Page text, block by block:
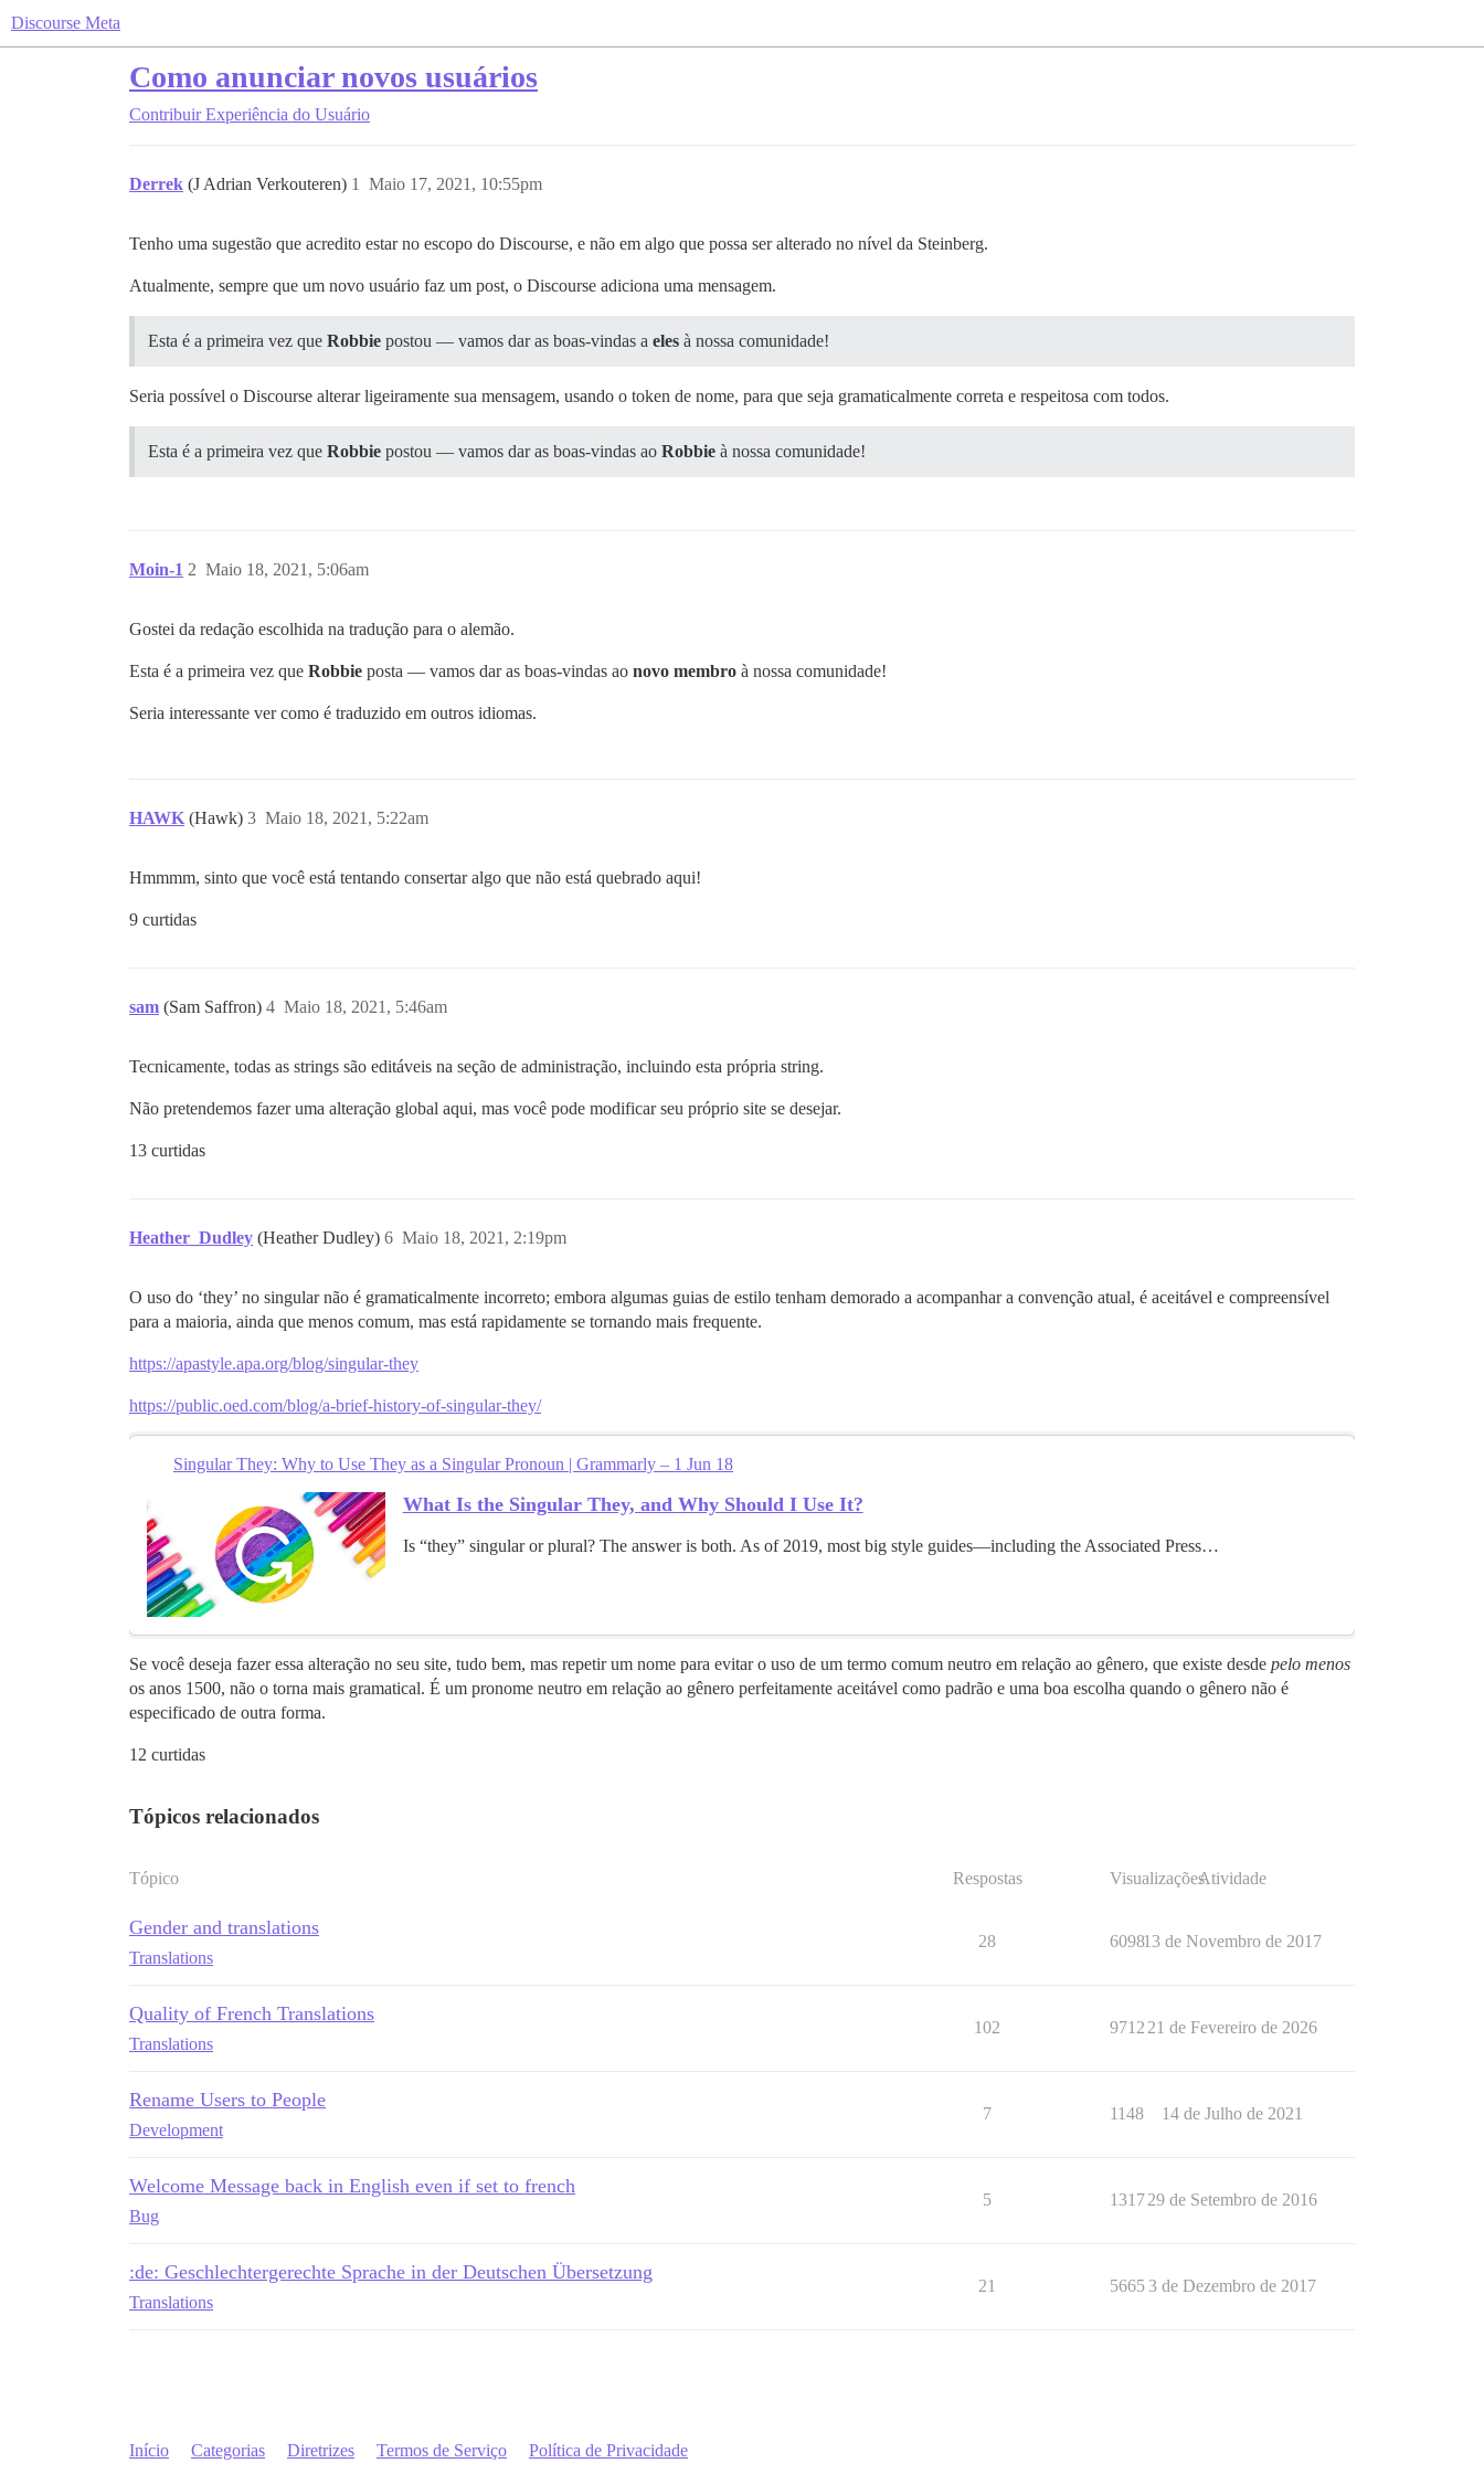
Discourse Meta
Como anunciar novos usuários
Contribuir Experiência do Usuário
Derrek (J Adrian Verkouteren) Maio 17, 2021, 10:55pm
1
Tenho uma sugestão que acredito estar no escopo do Discourse, e não em algo que possa ser alterado no nível da Steinberg.
Atualmente, sempre que um novo usuário faz um post, o Discourse adiciona uma mensagem.
Esta é a primeira vez que Robbie postou — vamos dar as boas-vindas a eles à nossa comunidade!
Seria possível o Discourse alterar ligeiramente sua mensagem, usando o token de nome, para que seja gramaticalmente correta e respeitosa com todos.
Esta é a primeira vez que Robbie postou — vamos dar as boas-vindas ao Robbie à nossa comunidade!
Moin-1 Maio 18, 2021, 5:06am
2
Gostei da redação escolhida na tradução para o alemão.
Esta é a primeira vez que Robbie posta — vamos dar as boas-vindas ao novo membro à nossa comunidade!
Seria interessante ver como é traduzido em outros idiomas.
HAWK (Hawk) Maio 18, 2021, 5:22am
3
Hmmmm, sinto que você está tentando consertar algo que não está quebrado aqui!
9 curtidas
sam (Sam Saffron) Maio 18, 2021, 5:46am
4
Tecnicamente, todas as strings são editáveis na seção de administração, incluindo esta própria string.
Não pretendemos fazer uma alteração global aqui, mas você pode modificar seu próprio site se desejar.
13 curtidas
Heather_Dudley (Heather Dudley) Maio 18, 2021, 2:19pm
6
O uso do ‘they’ no singular não é gramaticalmente incorreto; embora algumas guias de estilo tenham demorado a acompanhar a convenção atual, é aceitável e compreensível
para a maioria, ainda que menos comum, mas está rapidamente se tornando mais frequente.
https://apastyle.apa.org/blog/singular-they
https://public.oed.com/blog/a-brief-history-of-singular-they/
Singular They: Why to Use They as a Singular Pronoun | Grammarly – 1 Jun 18
What Is the Singular They, and Why Should I Use It?
Is “they” singular or plural? The answer is both. As of 2019, most big style guides—including the Associated Press…
Se você deseja fazer essa alteração no seu site, tudo bem, mas repetir um nome para evitar o uso de um termo comum neutro em relação ao gênero, que existe desde pelo menos
os anos 1500, não o torna mais gramatical. É um pronome neutro em relação ao gênero perfeitamente aceitável como padrão e uma boa escolha quando o gênero não é
especificado de outra forma.
12 curtidas
Tópicos relacionados
Tópico Respostas VisualizaçõesAtividade
Gender and translations
Translations
28 609813 de Novembro de 2017
Quality of French Translations
Translations
102 971221 de Fevereiro de 2026
Rename Users to People
Development
7 1148 14 de Julho de 2021
Welcome Message back in English even if set to french
Bug
5 131729 de Setembro de 2016
:de: Geschlechtergerechte Sprache in der Deutschen Übersetzung
Translations
21 5665 3 de Dezembro de 2017
Início Categorias Diretrizes Termos de Serviço Política de Privacidade